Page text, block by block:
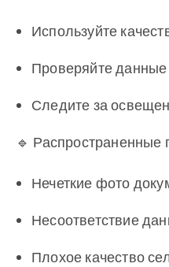
Используйте
Проверяйте данные
Следите за
🔹 Распространенные
Нечеткие фото
Несоответствие
Плохое качество